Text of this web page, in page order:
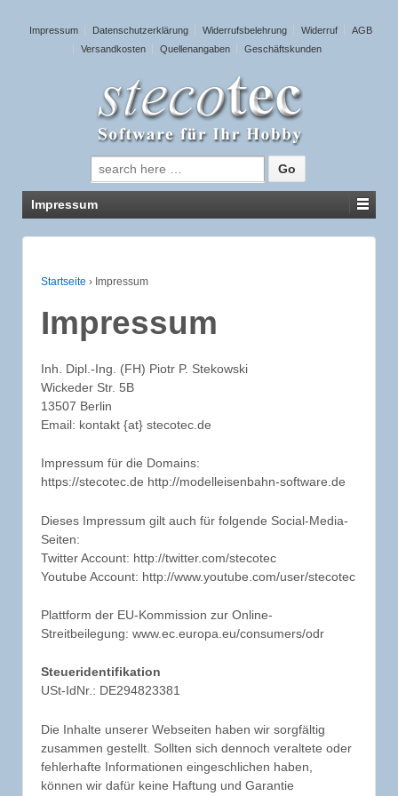
Impressum Datenschutzerklärung Widerrufsbelehrung Widerruf
AGB
Versandkosten
Quellenangaben Geschäftskunden
Suche nach:
Impressum
Startseite › Impressum
Impressum
Inh. Dipl.-Ing. (FH) Piotr P. Stekowski
Wickeder Str. 5B
13507 Berlin
Email: kontakt {at} stecotec.de
Impressum für die Domains:
https://stecotec.de http://modelleisenbahn-software.de
Dieses Impressum gilt auch für folgende Social-Media-
Seiten:
Twitter Account: http://twitter.com/stecotec
Youtube Account: http://www.youtube.com/user/stecotec
Plattform der EU-Kommission zur Online-
Streitbeilegung: www.ec.europa.eu/consumers/odr
Steueridentifikation
USt-IdNr.: DE294823381
Die Inhalte unserer Webseiten haben wir sorgfältig
zusammen gestellt. Sollten sich dennoch veraltete oder
fehlerhafte Informationen eingeschlichen haben,
können wir dafür keine Haftung und Garantie